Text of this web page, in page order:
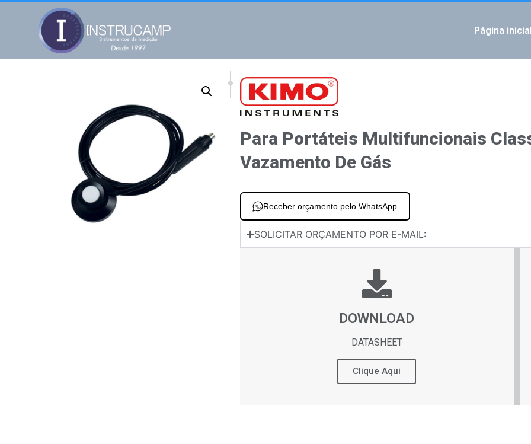
Página inicial
PREVIOUS
Para portáteis multifuncionais classe 210/310 Sonda de luz
NEXT
Para portáteis multifuncionais classe 210/310 Sondas de temperatura de termopar e Pt100
Para Portáteis Multifuncionais
Vazamento De Gás
Receber orçamento pelo WhatsApp
SOLICITAR ORÇAMENTO POR E-MAIL:
DOWNLOAD
DATASHEET
Clique Aqui